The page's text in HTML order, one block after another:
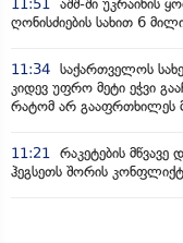
11:51
აშშ-ში უკრაინის
ღონისძიების სახით 6
11:34 საქართველოს
კიდევ უფრო მეტი ეჭვი
რატომ არ გააფრთხილეს
11:21
რაკეტების
ჰეგსეთს შორის